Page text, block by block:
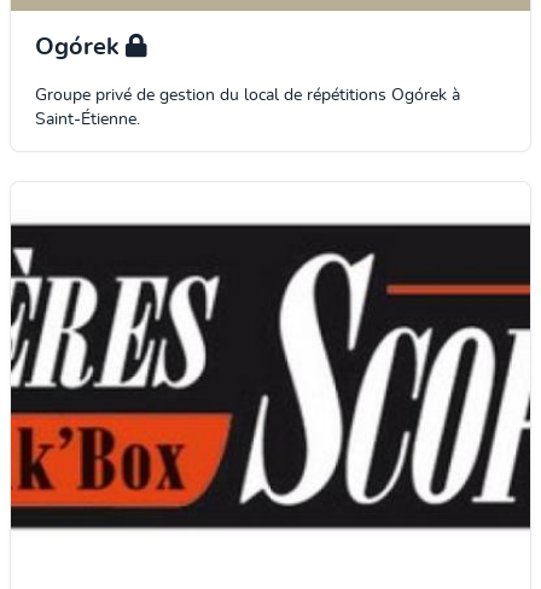
Ogórek
Groupe privé de gestion du local de répétitions Ogórek à
Saint-Étienne.